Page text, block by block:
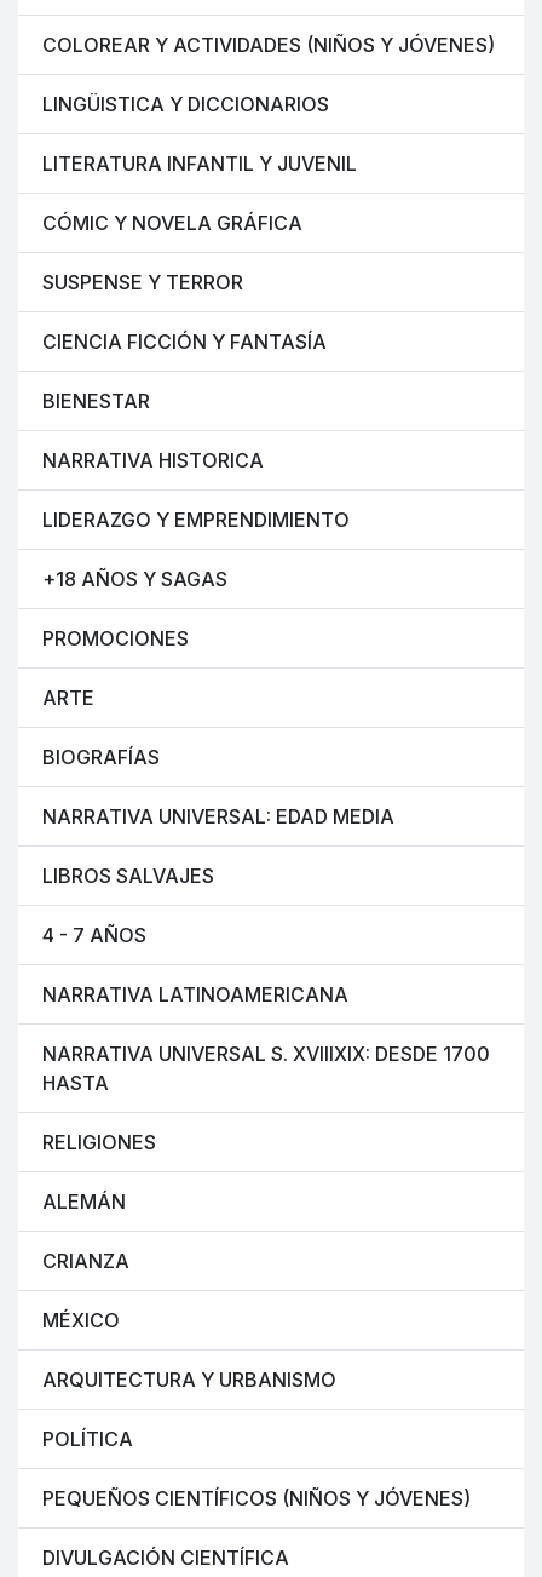
COLOREAR Y ACTIVIDADES (NIÑOS Y JÓVENES)
LINGÜISTICA Y DICCIONARIOS
LITERATURA INFANTIL Y JUVENIL
CÓMIC Y NOVELA GRÁFICA
SUSPENSE Y TERROR
CIENCIA FICCIÓN Y FANTASÍA
BIENESTAR
NARRATIVA HISTORICA
LIDERAZGO Y EMPRENDIMIENTO
+18 AÑOS Y SAGAS
PROMOCIONES
ARTE
BIOGRAFÍAS
NARRATIVA UNIVERSAL: EDAD MEDIA
LIBROS SALVAJES
4 - 7 AÑOS
NARRATIVA LATINOAMERICANA
NARRATIVA UNIVERSAL S. XVIIIXIX: DESDE 1700
HASTA
RELIGIONES
ALEMÁN
CRIANZA
MÉXICO
ARQUITECTURA Y URBANISMO
POLÍTICA
PEQUEÑOS CIENTÍFICOS (NIÑOS Y JÓVENES)
DIVULGACIÓN CIENTÍFICA